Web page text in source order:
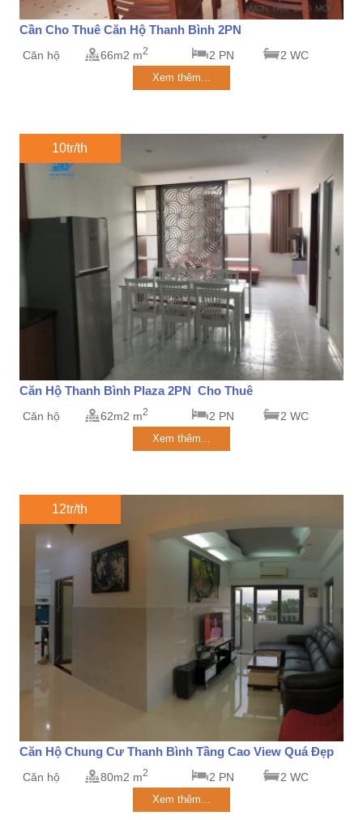
Cần Cho Thuê Căn Hộ Thanh Bình 2PN
Căn hộ 66m2 m2 2 PN 2 WC
Xem thêm...
10tr/th
Căn Hộ Thanh Bình Plaza 2PN Cho Thuê
Căn hộ 62m2 m2 2 PN 2 WC
Xem thêm...
12tr/th
Căn Hộ Chung Cư Thanh Bình Tầng Cao View Quá Đẹp
Căn hộ 80m2 m2 2 PN 2 WC
Xem thêm...